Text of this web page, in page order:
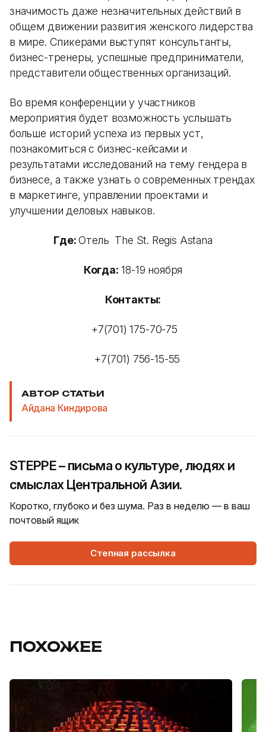
значимость даже незначительных действий в
общем движении развития женского лидерства
в мире. Спикерами выступят консультанты,
бизнес-тренеры, успешные предприниматели,
представители общественных организаций.
Во время конференции у участников
мероприятия будет возможность услышать
больше историй успеха из первых уст,
познакомиться с бизнес-кейсами и
результатами исследований на тему гендера в
бизнесе, а также узнать о современных трендах
в маркетинге, управлении проектами и
улучшении деловых навыков.
Где:Отель The St. Regis Astana
Когда: 18-19 ноября
Контакты:
+7(701) 175-70-75
+7(701) 756-15-55
АВТОР СТАТЬИ
Айдана Киндирова
STEPPE – письма о культуре, людях и
смыслах Центральной Азии.
Коротко, глубоко и без шума. Раз в неделю — в ваш
почтовый ящик
Степная рассылка
ПОХОЖЕЕ